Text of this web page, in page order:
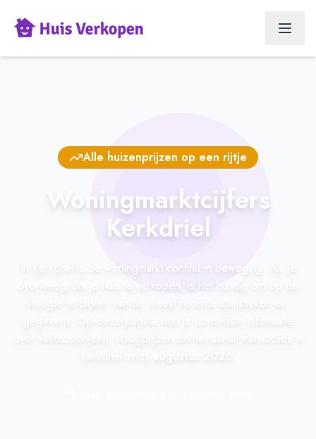
Alle huizenprijzen op een rijtje
Woningmarktcijfers
Kerkdriel
In Kerkdriel is de woningmarkt continu in beweging. Als je
overweegt om je huis te verkopen, is het handig om op de